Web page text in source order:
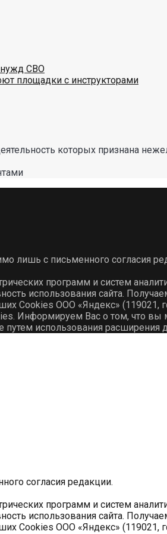
нужд СВО
площадки с инструкторами
которых признана
лишь с письменного согласия
программ и систем
использования сайта.
Cookies ООО «Яндекс» (119021,
Информируем Вас о том, что вы
использования
согласия редакции.
программ и систем
использования сайта.
Cookies ООО «Яндекс»